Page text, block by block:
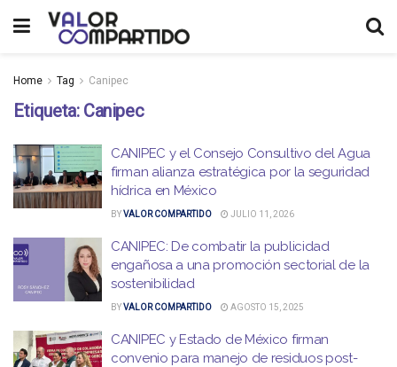
Home Tag Canipec
Etiqueta: Canipec
CANIPEC y el Consejo Consultivo del Agua
firman alianza estratégica por la seguridad
hídrica en México
BYVALOR COMPARTIDO JULIO 11, 2026
CANIPEC: De combatir la publicidad
engañosa a una promoción sectorial de la
sostenibilidad
BYVALOR COMPARTIDO AGOSTO 15, 2025
CANIPEC y Estado de México firman
convenio para manejo de residuos post-